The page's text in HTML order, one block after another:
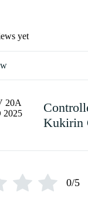
yet
Kukirin
0/5